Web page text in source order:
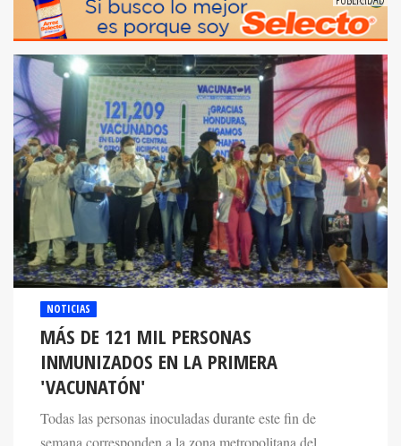
NOTICIAS
MÁS DE 121 MIL PERSONAS
INMUNIZADOS EN LA PRIMERA
'VACUNATÓN'
Todas las personas inoculadas durante este fin de
semana corresponden a la zona metropolitana del
Distrito Central y al departamento